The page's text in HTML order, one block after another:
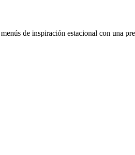
de inspiración estacional con una